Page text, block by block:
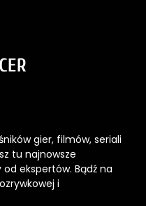
gier, filmów, seriali
tu najnowsze
ekspertów. Bądź na
i